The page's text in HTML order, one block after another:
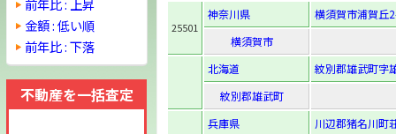
前年比 : 上昇
金額 : 低い順
前年比 : 下落
不動産を一括査定
25501
神奈川県
横須賀市浦賀丘
横須賀市
北海道
紋別郡雄武町字
紋別郡雄武町
兵庫県
川辺郡猪名川町